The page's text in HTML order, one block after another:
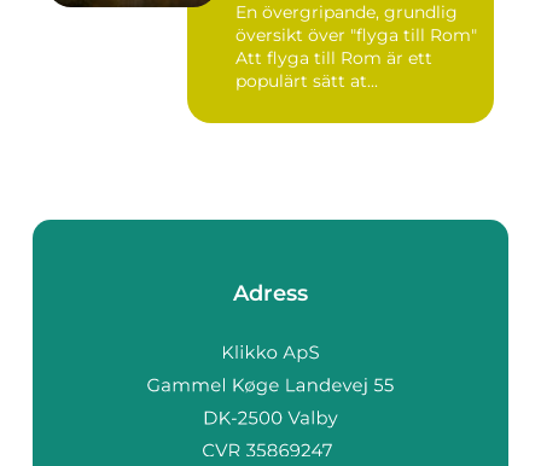
En övergripande, grundlig
översikt över "flyga till Rom"
Att flyga till Rom är ett
populärt sätt at...
Adress